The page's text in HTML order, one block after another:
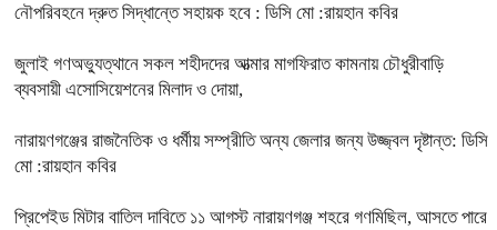
নৌপরিবহনে দ্রুত সিদ্ধান্তে সহায়ক হবে : ডিসি মো :রায়হান কবির
জুলাই গণঅভ্যুত্থানে সকল শহীদদের আত্মার মাগফিরাত কামনায় চৌধুরীবাড়ি
ব্যবসায়ী এসোসিয়েশনের মিলাদ ও দোয়া,
নারায়ণগঞ্জের রাজনৈতিক ও ধর্মীয় সম্প্রীতি অন্য জেলার জন্য উজ্জ্বল দৃষ্টান্ত: ডিসি
মো :রায়হান কবির
প্রিপেইড মিটার বাতিল দাবিতে ১১ আগস্ট নারায়ণগঞ্জ শহরে গণমিছিল, আসতে পারে